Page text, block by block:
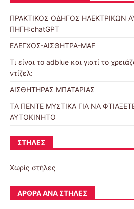
ΠΡΑΚΤΙΚΟΣ ΟΔΗΓΟΣ ΗΛΕΚΤΡΙΚΩΝ
ΠΗΓΗ:chatGPT
ΕΛΕΓΧΟΣ-ΑΙΣΘΗΤΡΑ-MAF
Τι είναι το adblue και γιατί το
ντίζελ:
ΑΙΣΘΗΤΗΡΑΣ ΜΠΑΤΑΡΙΑΣ
TΑ ΠΕΝΤΕ ΜΥΣΤΙΚΑ ΓΙΑ ΝΑ
ΑΥΤΟΚΙΝΗΤΟ
ΣΤΉΛΕΣ
Χωρίς στήλες
ΆΡΘΡΑ ΑΝΆ ΣΤΉΛΕΣ